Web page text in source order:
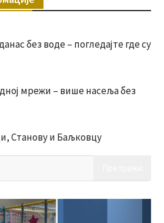
без воде – погледајте где су
мрежи – више насеља без
Станову и Баљковцу